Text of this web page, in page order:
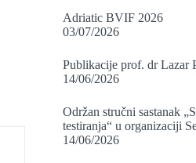
Adriatic BVIF 2026
03/07/2026
Publikacije prof. dr Lazar
14/06/2026
Održan stručni sastanak
testiranja“ u organizaciji
14/06/2026